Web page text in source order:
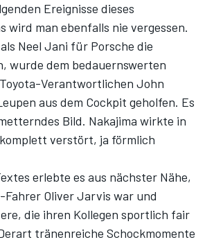
Ereignisse dieses
wird man ebenfalls nie vergessen.
Neel Jani für Porsche die
wurde dem bedauernswerten
Verantwortlichen John
aus dem Cockpit geholfen. Es
Bild. Nakajima wirkte in
verstört, ja förmlich
erlebte es aus nächster Nähe,
Oliver Jarvis war und
die ihren Kollegen sportlich fair
tränenreiche Schockmomente